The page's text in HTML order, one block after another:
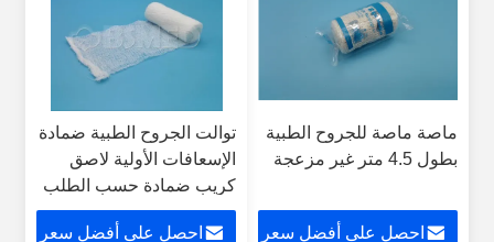
ماصة ماصة للجروح الطبية
بطول 4.5 متر غير مزعجة
احصل على أفضل سعر
توالت الجروح الطبية ضمادة
الإسعافات الأولية لاصق
كريب ضمادة حسب الطلب
الحجم
احصل على أفضل سعر